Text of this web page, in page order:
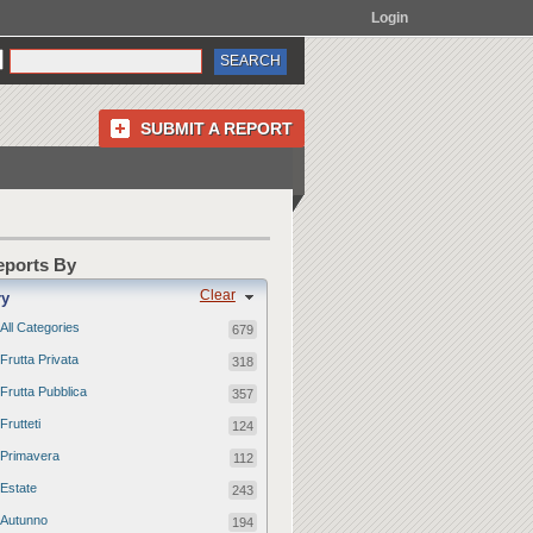
Login
SUBMIT A REPORT
By
Clear
All Categories 679
Frutta Privata 318
Frutta Pubblica 357
Frutteti 124
Primavera 112
Estate 243
Autunno 194